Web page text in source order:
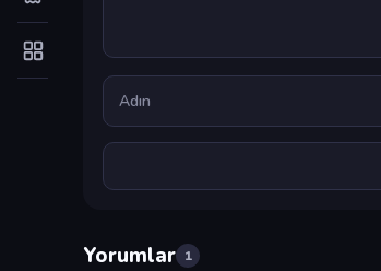
Ad
Yorumlar 1